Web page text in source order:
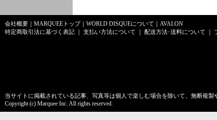
会社概要 MARQUEEトップ｜ WORLD DISQUEについて
AVALON
特定商取引法に基づく表記
支払い方法について 配送方法･送料について
当サイトに掲載されている記事、写真等は個人で楽しむ場合を除いて、無断複
Copyright (c) Marquee Inc. All rights reserved.